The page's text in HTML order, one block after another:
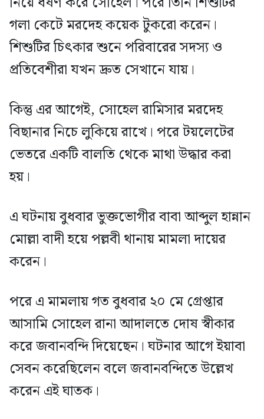
গলা কেটে মরদেহ কয়েক টুকরো করেন।
শিশুটির চিৎকার শুনে পরিবারের সদস্য ও
প্রতিবেশীরা যখন দ্রুত সেখানে যায়।
কিন্তু এর আগেই, সোহেল রামিসার মরদেহ
বিছানার নিচে লুকিয়ে রাখে। পরে টয়লেটের
ভেতরে একটি বালতি থেকে মাথা উদ্ধার করা
হয়।
এ ঘটনায় বুধবার ভুক্তভোগীর বাবা আব্দুল হান্নান
মোল্লা বাদী হয়ে পল্লবী থানায় মামলা দায়ের
করেন।
পরে এ মামলায় গত বুধবার ২০ মে গ্রেপ্তার
আসামি সোহেল রানা আদালতে দোষ স্বীকার
করে জবানবন্দি দিয়েছেন। ঘটনার আগে ইয়াবা
সেবন করেছিলেন বলে জবানবন্দিতে উল্লেখ
করেন এই ঘাতক।